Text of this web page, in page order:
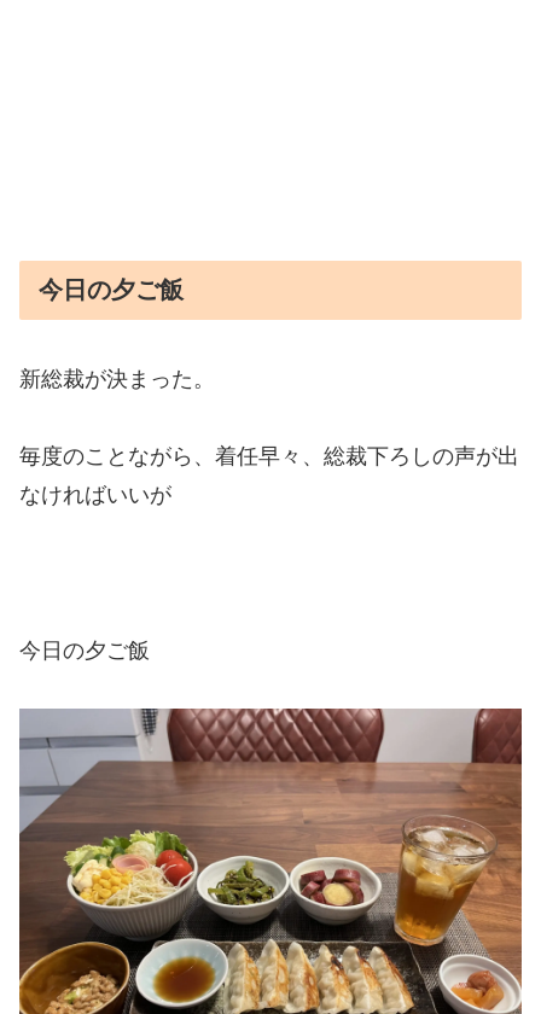
今日の夕ご飯
新総裁が決まった。
毎度のことながら、 着任早々、 総裁下ろしの声が出
なければいいが
今日の夕ご飯